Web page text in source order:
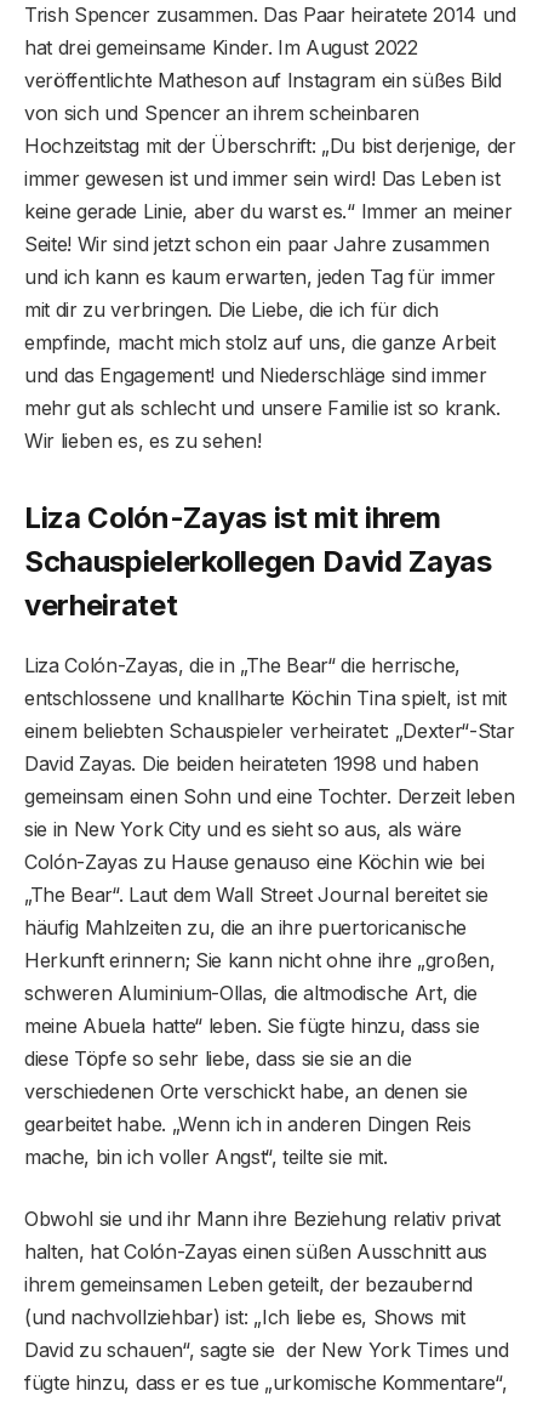
Trish Spencer zusammen. Das Paar heiratete 2014 und
hat drei gemeinsame Kinder. Im August 2022
veröffentlichte Matheson auf Instagram ein süßes Bild
von sich und Spencer an ihrem scheinbaren
Hochzeitstag mit der Überschrift: „Du bist derjenige, der
immer gewesen ist und immer sein wird! Das Leben ist
keine gerade Linie, aber du warst es.“ Immer an meiner
Seite! Wir sind jetzt schon ein paar Jahre zusammen
und ich kann es kaum erwarten, jeden Tag für immer
mit dir zu verbringen. Die Liebe, die ich für dich
empfinde, macht mich stolz auf uns, die ganze Arbeit
und das Engagement! und Niederschläge sind immer
mehr gut als schlecht und unsere Familie ist so krank.
Wir lieben es, es zu sehen!
Liza Colón-Zayas ist mit ihrem
Schauspielerkollegen David Zayas
verheiratet
Liza Colón-Zayas, die in „The Bear“ die herrische,
entschlossene und knallharte Köchin Tina spielt, ist mit
einem beliebten Schauspieler verheiratet: „Dexter“-Star
David Zayas. Die beiden heirateten 1998 und haben
gemeinsam einen Sohn und eine Tochter. Derzeit leben
sie in New York City und es sieht so aus, als wäre
Colón-Zayas zu Hause genauso eine Köchin wie bei
„The Bear“. Laut dem Wall Street Journal bereitet sie
häufig Mahlzeiten zu, die an ihre puertoricanische
Herkunft erinnern; Sie kann nicht ohne ihre „großen,
schweren Aluminium-Ollas, die altmodische Art, die
meine Abuela hatte“ leben. Sie fügte hinzu, dass sie
diese Töpfe so sehr liebe, dass sie sie an die
verschiedenen Orte verschickt habe, an denen sie
gearbeitet habe. „Wenn ich in anderen Dingen Reis
mache, bin ich voller Angst“, teilte sie mit.
Obwohl sie und ihr Mann ihre Beziehung relativ privat
halten, hat Colón-Zayas einen süßen Ausschnitt aus
ihrem gemeinsamen Leben geteilt, der bezaubernd
(und nachvollziehbar) ist: „Ich liebe es, Shows mit
David zu schauen“, sagte sie der New York Times und
fügte hinzu, dass er es tue „urkomische Kommentare“,